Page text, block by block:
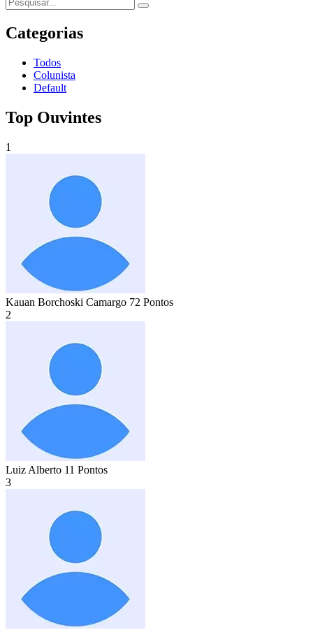
Categorias
Todos
Colunista
Default
Top Ouvintes
1
Kauan Borchoski Camargo 72 Pontos
2
Luiz Alberto 11 Pontos
3